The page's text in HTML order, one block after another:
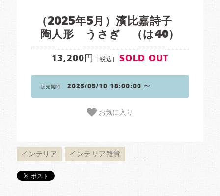
（2025年5月）濱比嘉詩子
陶人形 うさぎ （は40）
13,200円 [税込] SOLD OUT
販売期間 2025/05/10 18:00:00 〜
お気に入り
インテリア インテリア雑貨